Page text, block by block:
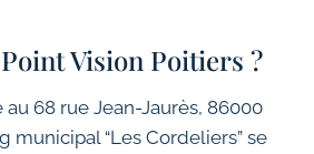
Vision Poitiers ?
68 rue Jean-Jaurès, 86000
municipal “Les Cordeliers” se